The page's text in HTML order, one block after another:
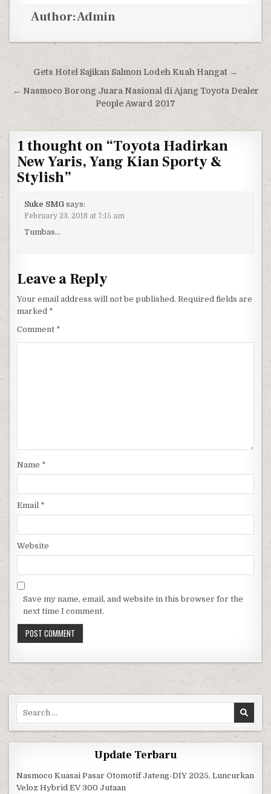
Author:Admin
Post navigation
Gets Hotel Sajikan Salmon Lodeh Kuah Hangat →
← Nasmoco Borong Juara Nasional di Ajang Toyota Dealer
People Award 2017
1 thought on “Toyota Hadirkan
New Yaris, Yang Kian Sporty &
Stylish”
Suke SMG says:
February 23, 2018 at 7:15 am
Tumbas…
Leave a Reply
Your email address will not be published. Required fields are
marked *
Comment *
Name *
Email *
Website
Save my name, email, and website in this browser for the
next time I comment.
Search for:
Update Terbaru
Nasmoco Kuasai Pasar Otomotif Jateng-DIY 2025, Luncurkan
Veloz Hybrid EV 300 Jutaan